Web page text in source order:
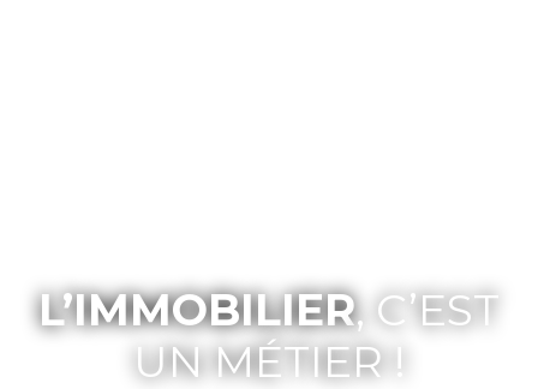
L’IMMOBILIER, C’EST
UN MÉTIER !